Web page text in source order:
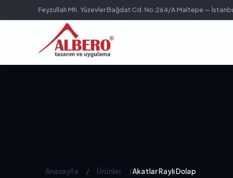
Feyzullah Mh. Yüzevler Bağdat Cd. No:264/A Maltepe —
Anasayfa / Ürünler /Akatlar Raylı Dolap